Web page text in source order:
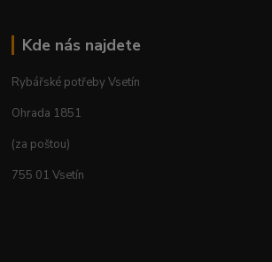
Kde nás najdete
Rybářské potřeby Vsetín
Ohrada 1851
(za poštou)
755 01 Vsetín